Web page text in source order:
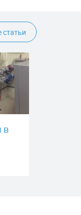
статьи
в